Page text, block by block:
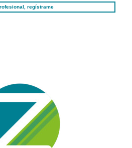
regístrame